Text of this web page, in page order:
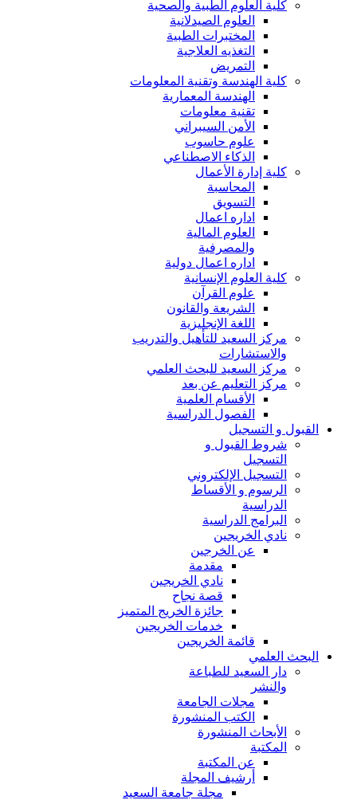
كلية العلوم الطبية والصحية
العلوم الصيدلانية
المختبرات الطبية
التغذيه العلاجية
التمريض
كلية الهندسة وتقنية المعلومات
الهندسة المعمارية
تقنية معلومات
الأمن السيبراني
علوم حاسوب
الذكاء الاصطناعي
كلية إدارة الأعمال
المحاسبة
التسويق
اداره اعمال
العلوم المالية
والمصرفية
اداره اعمال دولية
كلية العلوم الإنسانية
علوم القرآن
الشريعة والقانون
اللغة الإنجليزية
مركز السعيد للتأهيل والتدريب
والاستشارات
مركز السعيد للبحث العلمي
مركز التعليم عن بعد
الأقسام العلمية
الفصول الدراسية
القبول و التسجيل
شروط القبول و
التسجيل
التسجيل الإلكتروني
الرسوم و الأقساط
الدراسية
البرامج الدراسية
نادي الخريجين
عن الخرجين
مقدمة
نادي الخريجين
قصة نجاح
جائزة الخريج المتميز
خدمات الخريجين
قائمة الخريجين
البحث العلمي
دار السعيد للطباعة
والنشر
مجلات الجامعة
الكتب المنشورة
الأبحاث المنشورة
المكتبة
عن المكتبة
أرشيف المجلة
مجلة جامعة السعيد